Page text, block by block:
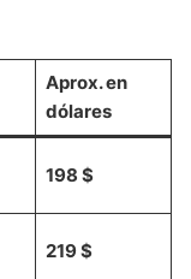
Aprox. en
dólares
198 $
219 $